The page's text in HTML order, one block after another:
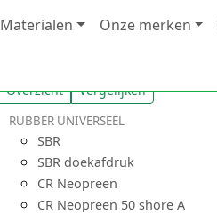
Materialen Onze merken
Overzicht Vergelijken
RUBBER UNIVERSEEL
SBR
SBR doekafdruk
CR Neopreen
CR Neopreen 50 shore A